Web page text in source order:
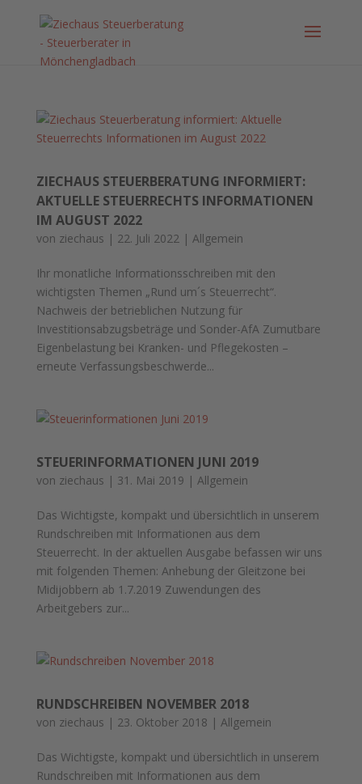
ZIECHAUS STEUERBERATUNG INFORMIERT:
AKTUELLE STEUERRECHTS INFORMATIONEN
IM AUGUST 2022
von ziechaus | 22. Juli 2022| Allgemein
Ihr monatliche Informationsschreiben mit den
wichtigsten Themen „Rund um´s Steuerrecht“.
Nachweis der betrieblichen Nutzung für
Investitionsabzugsbeträge und Sonder-AfA Zumutbare
Eigenbelastung bei Kranken- und Pflegekosten –
erneute Verfassungsbeschwerde...
STEUERINFORMATIONEN JUNI 2019
von ziechaus | 31. Mai 2019 | Allgemein
Das Wichtigste, kompakt und übersichtlich in unserem
Rundschreiben mit Informationen aus dem
Steuerrecht. In der aktuellen Ausgabe befassen wir uns
mit folgenden Themen: Anhebung der Gleitzone bei
Midijobbern ab 1.7.2019 Zuwendungen des
Arbeitgebers zur...
RUNDSCHREIBEN NOVEMBER 2018
von ziechaus | 23. Oktober 2018 | Allgemein
Das Wichtigste, kompakt und übersichtlich in unserem
Rundschreiben mit Informationen aus dem